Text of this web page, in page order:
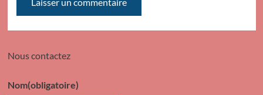
Nous contactez
Nom(obligatoire)